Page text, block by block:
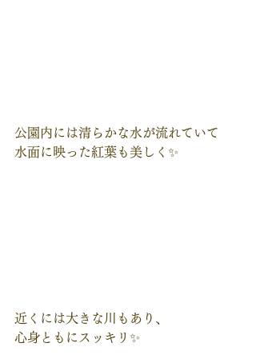
公園内には清らかな水が流れていて
水面に映った紅葉も美しく✨
近くには大きな川もあり、
心身ともにスッキリ✨